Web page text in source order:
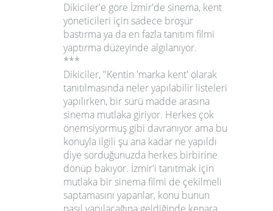
Dikiciler'e göre İzmir'de sinema, kent
yöneticileri için sadece broşür
bastırma ya da en fazla tanıtım filmi
yaptırma düzeyinde algılanıyor.
***
Dikiciler, "Kentin 'marka kent' olarak
tanıtılmasında neler yapılabilir listeleri
yapılırken, bir sürü madde arasına
sinema mutlaka giriyor. Herkes çok
önemsiyormuş gibi davranıyor ama bu
konuyla ilgili şu ana kadar ne yapıldı
diye sorduğunuzda herkes birbirine
dönüp bakıyor. İzmir'i tanıtmak için
mutlaka bir sinema filmi de çekilmeli
saptamasını yapanlar, konu bunun